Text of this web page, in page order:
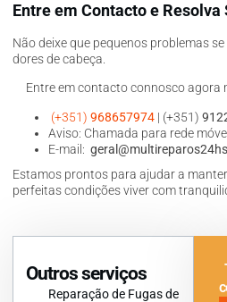
Entre em Contacto e
Não deixe que pequenos problemas
dores de cabeça.
Entre em contacto connosco agora
(+351) 968657974 | (+351)
Aviso: Chamada para rede
E-mail:
Estamos prontos para ajudar a
perfeitas condições viver com
Outros serviços
Reparação de Fugas de